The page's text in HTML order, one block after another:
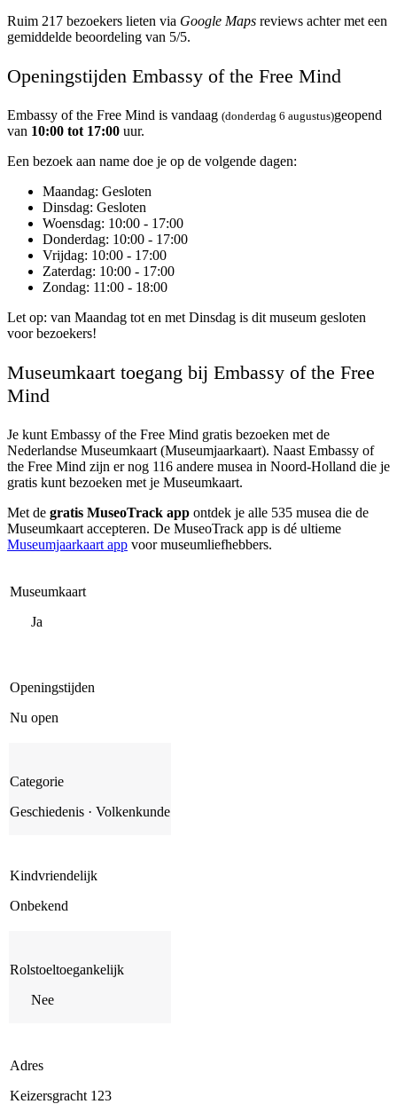
Ruim 217 bezoekers lieten via Google Maps reviews achter met een
gemiddelde beoordeling van 5/5.
Openingstijden Embassy of the Free Mind
Embassy of the Free Mind is vandaag (donderdag 6 augustus)geopend
van 10:00 tot 17:00 uur.
Een bezoek aan name doe je op de volgende dagen:
Maandag: Gesloten
Dinsdag: Gesloten
Woensdag: 10:00 - 17:00
Donderdag: 10:00 - 17:00
Vrijdag: 10:00 - 17:00
Zaterdag: 10:00 - 17:00
Zondag: 11:00 - 18:00
Let op: van Maandag tot en met Dinsdag is dit museum gesloten
voor bezoekers!
Museumkaart toegang bij Embassy of the Free
Mind
Je kunt Embassy of the Free Mind gratis bezoeken met de
Nederlandse Museumkaart (Museumjaarkaart). Naast Embassy of
the Free Mind zijn er nog 116 andere musea in Noord-Holland die je
gratis kunt bezoeken met je Museumkaart.
Met de gratis MuseoTrack app ontdek je alle 535 musea die de
Museumkaart accepteren. De MuseoTrack app is dé ultieme
Museumjaarkaart app voor museumliefhebbers.
Museumkaart
Ja
Openingstijden
Nu open
Categorie
Geschiedenis · Volkenkunde
Kindvriendelijk
Onbekend
Rolstoeltoegankelijk
Nee
Adres
Keizersgracht 123